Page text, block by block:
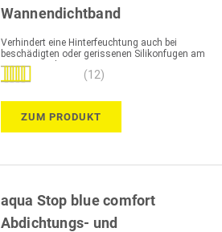
Wannendichtband
Verhindert eine Hinterfeuchtung auch bei
beschädigten oder gerissenen Silikonfugen am
Wannenrand
Bewertung: (12)
ZUM PRODUKT
aqua Stop blue comfort
Abdichtungs- und